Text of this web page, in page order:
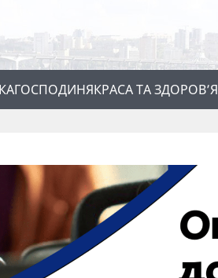
ГОСПОДИНЯКРАСА ТА ЗДОРОВ’Я